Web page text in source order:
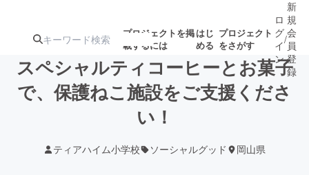
プロジェクトを掲
載するには
はじ
める
プロジェクト
をさがす
注目の新着プロ
ロ
グ
イ
ン
/
新
規
会
員
登
録
スペシャルティコーヒーとお菓子
で、保護ねこ施設をご支援くださ
い！
ティアハイム小学校 ソーシャルグッド 岡山県